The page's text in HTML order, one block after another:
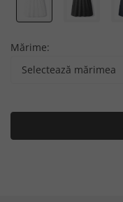
Mărime:
Selectează mărimea